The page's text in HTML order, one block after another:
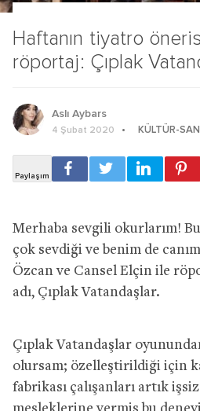
Haftanın tiyatro
röportaj: Çıplak
Aslı Aybars
4 Şubat 2020 KÜLTÜR-
Merhaba sevgili okurlarım!
çok sevdiği ve benim de
Özcan ve Cansel Elçin ile
adı, Çıplak Vatandaşlar.
Çıplak Vatandaşlar
olursam; özelleştirildiği için
fabrikası çalışanları artık